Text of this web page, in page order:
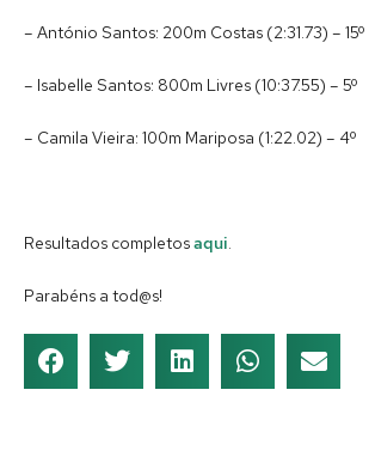
– António Santos: 200m Costas (2:31.73) – 15º
– Isabelle Santos: 800m Livres (10:37.55) – 5º
– Camila Vieira: 100m Mariposa (1:22.02) – 4º
Resultados completosaqui.
Parabéns a tod@s!